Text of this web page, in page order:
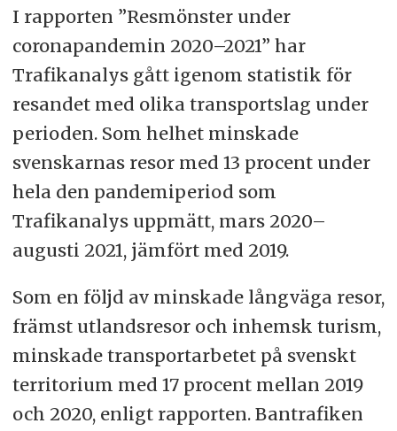
I rapporten ”Resmönster under
coronapandemin 2020–2021” har
Trafikanalys gått igenom statistik för
resandet med olika transportslag under
perioden. Som helhet minskade
svenskarnas resor med 13 procent under
hela den pandemiperiod som
Trafikanalys uppmätt, mars 2020–
augusti 2021, jämfört med 2019.
Som en följd av minskade långväga resor,
främst utlandsresor och inhemsk turism,
minskade transportarbetet på svenskt
territorium med 17 procent mellan 2019
och 2020, enligt rapporten. Bantrafiken